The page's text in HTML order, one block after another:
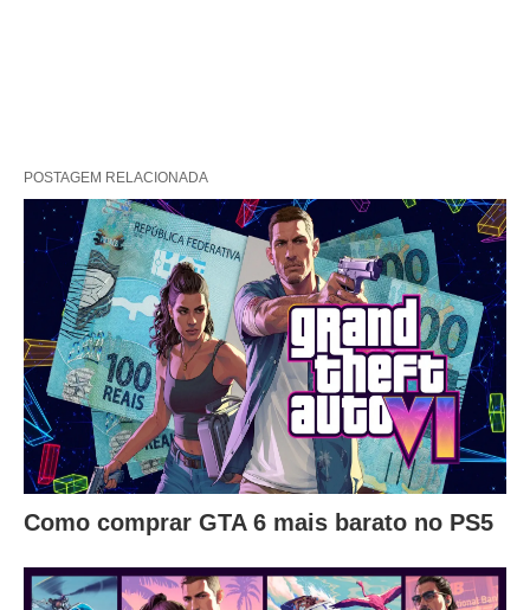
POSTAGEM RELACIONADA
Como comprar GTA 6 mais barato no PS5